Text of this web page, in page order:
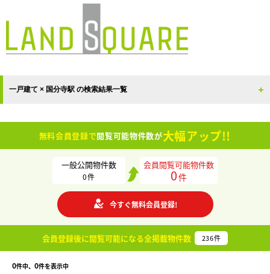
一戸建て × 国分寺駅 の検索結果一覧
無料会員登録で閲覧可能物件数が大幅アップ!!
一般公開物件数
0件
会員閲覧可能物件数
0件
今すぐ無料会員登録!
会員登録後に閲覧可能になる全掲載物件数 236件
0件中、 0件を表示中